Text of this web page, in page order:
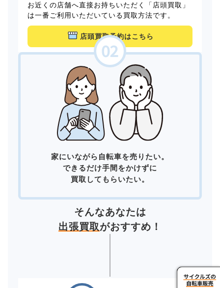
お近くの店舗へ直接お持ちいただく「店頭買取」
は一番ご利用いただいている買取方法です。
店頭買取予約はこちら
家にいながら自転車を売りたい。
できるだけ手間をかけずに
買取してもらいたい。
そんなあなたは
出張買取がおすすめ！